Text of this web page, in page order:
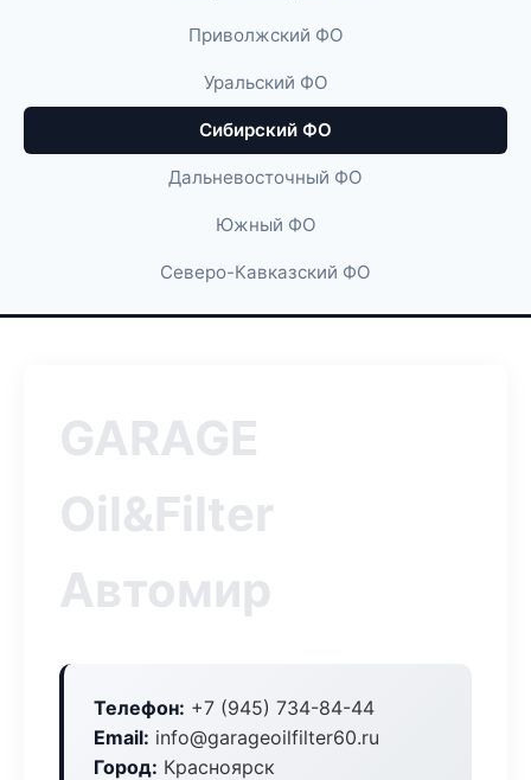
Приволжский ФО
Уральский ФО
Сибирский ФО
Дальневосточный ФО
Южный ФО
Северо-Кавказский ФО
GARAGE
Oil&Filter
Автомир
Телефон: +7 (945) 734-84-44
Email: info@garageoilfilter60.ru
Город: Красноярск